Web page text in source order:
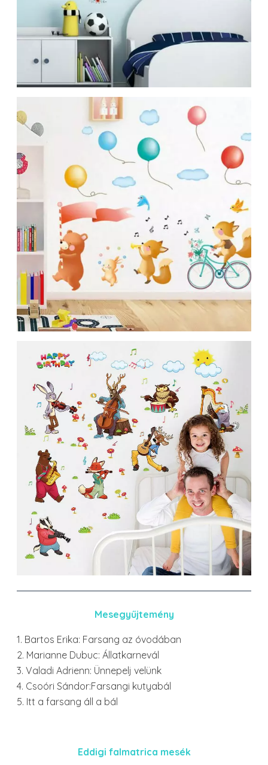
Mesegyűjtemény
1. Bartos Erika: Farsang az óvodában
2. Marianne Dubuc: Állatkarnevál
3. Valadi Adrienn: Ünnepelj velünk
4. Csoóri Sándor:Farsangi kutyabál
5. Itt a farsang áll a bál
Eddigi falmatrica mesék